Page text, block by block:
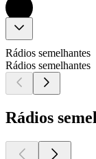
Rádios semelhantes
Rádios semelhantes
Rádios